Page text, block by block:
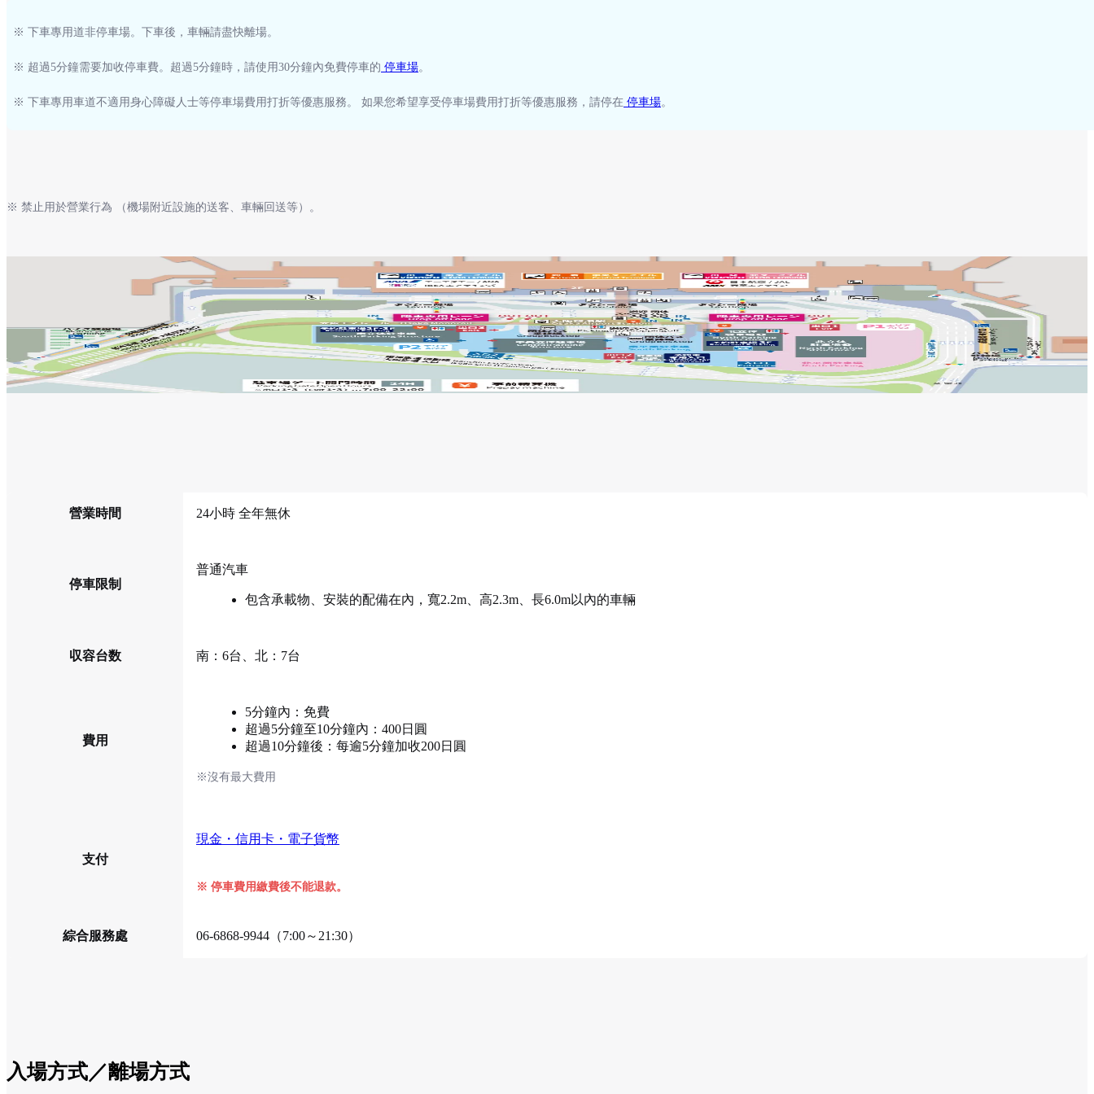
※ 下車專用道非停車場。下車後，車輛請盡快離場。
※ 超過5分鐘需要加收停車費。超過5分鐘時，請使用30分鐘內免費停車的 停車場。
※ 下車專用車道不適用身心障礙人士等停車場費用打折等優惠服務。 如果您希望享受停車場費用打折等優惠服務，請停在 停車場。
※ 禁止用於營業行為 （機場附近設施的送客、車輛回送等）。
營業時間 24小時 全年無休
停車限制
普通汽車
包含承載物、安裝的配備在內，寬2.2m、高2.3m、長6.0m以內的車輛
収容台数 南：6台、北：7台
費用
5分鐘內：免費
超過5分鐘至10分鐘內：400日圓
超過10分鐘後：每逾5分鐘加收200日圓
※沒有最大費用
支付
現金・信用卡・電子貨幣
※ 停車費用繳費後不能退款。
綜合服務處 06-6868-9944（7:00～21:30）
入場方式／離場方式